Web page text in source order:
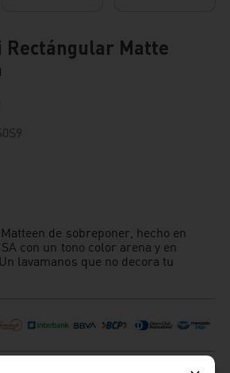
Rectángular Matte
de sobreponer, hecho en
con un tono color arena y en
lavamanos que no decora tu